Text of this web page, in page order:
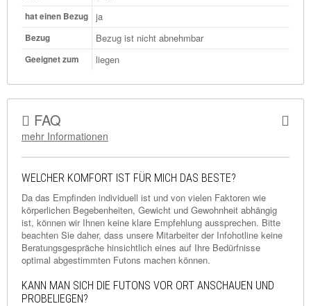
hat einen Bezug ja
Bezug Bezug ist nicht abnehmbar
Geeignet zum liegen
FAQ
mehr Informationen
WELCHER KOMFORT IST FÜR MICH DAS BESTE?
Da das Empfinden individuell ist und von vielen Faktoren wie
körperlichen Begebenheiten, Gewicht und Gewohnheit abhängig
ist, können wir Ihnen keine klare Empfehlung aussprechen. Bitte
beachten Sie daher, dass unsere Mitarbeiter der Infohotline keine
Beratungsgespräche hinsichtlich eines auf Ihre Bedürfnisse
optimal abgestimmten Futons machen können.
KANN MAN SICH DIE FUTONS VOR ORT ANSCHAUEN UND
PROBELIEGEN?